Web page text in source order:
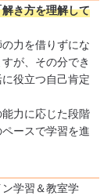
き方を理解して
力を借りずにな
が、その分でき
役立つ自己肯定
力に応じた段階
ースで学習を進
学習＆教室学